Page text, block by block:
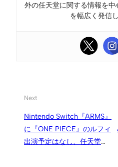
外の任天堂に関する情報を
を幅広く発信
Next
Nintendo Switch『ARMS』
に『ONE PIECE』のルフィ
出演予定はなし、任天堂開